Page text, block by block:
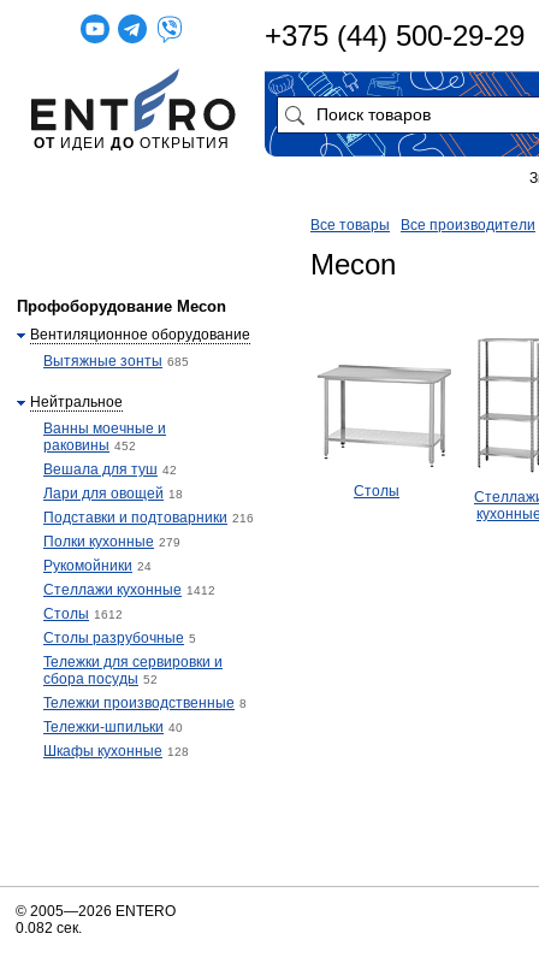
Все товары Все производители
Mecon
Столы
Профоборудование Mecon
Вентиляционное оборудование
Вытяжные зонты 685
Нейтральное
Ванны моечные и
раковины 452
Вешала для туш 42
Лари для овощей 18
Подставки и подтоварники 216
Полки кухонные 279
Рукомойники 24
Стеллажи кухонные 1412
Столы 1612
Столы разрубочные 5
Тележки для сервировки и
сбора посуды 52
Тележки производственные 8
Тележки-шпильки 40
Шкафы кухонные 128
ОТ ИДЕИ ДО ОТКРЫТИЯ
+375 (44) 500-29-29
© 2005—2026 ENTERO
0.082 сек.